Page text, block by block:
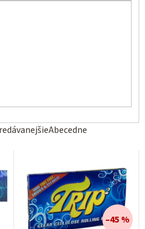
Abecedne
–45 %